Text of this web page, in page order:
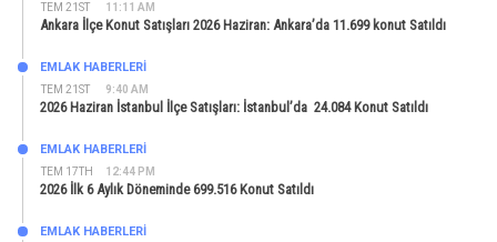
TEM 21ST 11:11 AM
Ankara İlçe Konut Satışları 2026 Haziran: Ankara’da 11.699 konut Satıldı
TEM 21ST 9:40 AM
EMLAK HABERLERI
2026 Haziran İstanbul İlçe Satışları: İstanbul’da 24.084 Konut Satıldı
TEM 17TH 12:44 PM
EMLAK HABERLERI
2026 İlk 6 Aylık Döneminde 699.516 Konut Satıldı
EMLAK HABERLERI